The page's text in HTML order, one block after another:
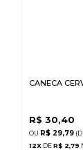
CANECA
R$ 30,40
R$ 29,79
12X DE R$ 2,79